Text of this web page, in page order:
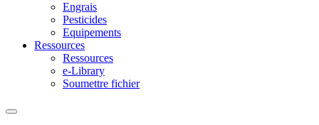
Engrais
Pesticides
Equipements
Ressources
Ressources
e-Library
Soumettre fichier